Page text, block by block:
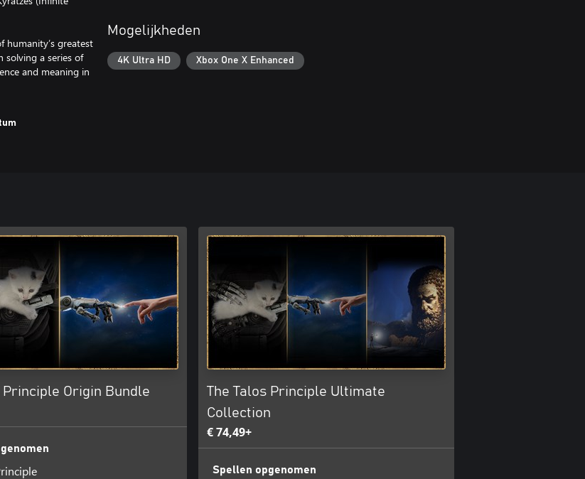
humanity’s greatest
solving a series of
and meaning in
Mogelijkheden
4K Ultra HD Xbox One X Enhanced
Principle Origin Bundle
The Talos Principle Ultimate
Collection
€ 74,49+
Spellen opgenomen